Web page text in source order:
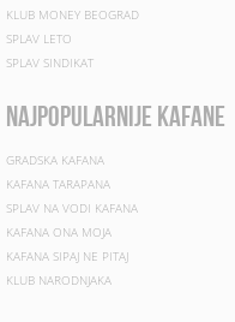
KLUB MONEY BEOGRAD
SPLAV LETO
SPLAV SINDIKAT
najpopularnije kafane
GRADSKA KAFANA
KAFANA TARAPANA
SPLAV NA VODI KAFANA
KAFANA ONA MOJA
KAFANA SIPAJ NE PITAJ
KLUB NARODNJAKA